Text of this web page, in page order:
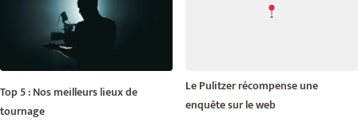
Top 5 : Nos meilleurs lieux de
tournage
Le Pulitzer récompense une
enquête sur le web